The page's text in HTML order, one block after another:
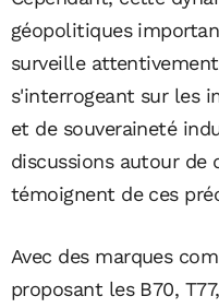
géopolitiques
surveille
s'interrogeant sur les
et de souveraineté
discussions autour de
témoignent de ces
Avec des marques
proposant les B70,